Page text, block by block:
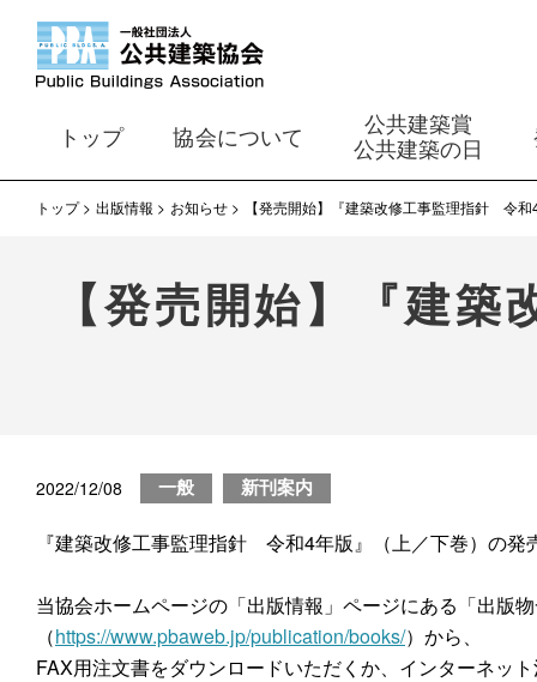
トップ 協会について
公共建築賞
公共建築の日
トップ 出版情報 お知らせ 【発売開始】『建築改修工事監理指針 令
【発売開始】『建
2022/12/08 一般 新刊案内
『建築改修工事監理指針 令和4年版』（上／下巻）の発
当協会ホームページの「出版情報」ページにある「出版
（https://www.pbaweb.jp/publication/books/）から、
FAX用注文書をダウンロードいただくか、インターネッ